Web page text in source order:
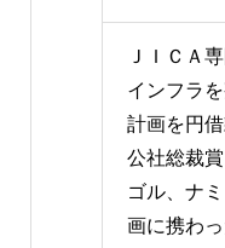
ＪＩＣＡ
インフラ
計画を円
公社総裁
ゴル、ナ
画に携わ